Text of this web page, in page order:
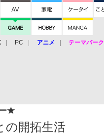
PC アニメ テーマパーク
★
の開拓生活